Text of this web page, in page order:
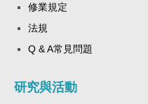
修業規定
法規
Q & A常見問題
研究與活動